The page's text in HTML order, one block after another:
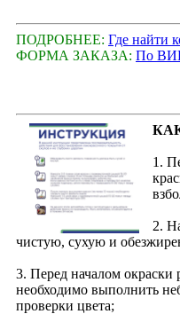
ПОДРОБНЕЕ: Где найти
ФОРМА ЗАКАЗА: По
1.
2.
чистую, сухую и
3. Перед началом окраски
необходимо выполнить
проверки цвета;